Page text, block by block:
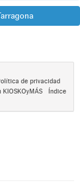
de privacidad
KIOSKOyMÁS
Índice